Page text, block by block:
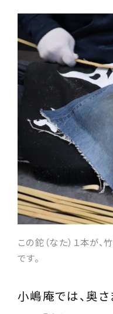
この鉈（なた）１本が
です。
小嶋庵では、奥